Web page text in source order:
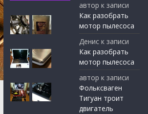
автор к записи
Как разобрать
мотор пылесоса
Денис к записи
Как разобрать
мотор пылесоса
автор к записи
Фольксваген
Тигуан троит
двигатель